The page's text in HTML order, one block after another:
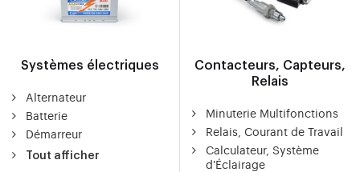
Systèmes électriques
Alternateur
Batterie
Démarreur
Tout afficher
Contacteurs, Capteurs,
Relais
Minuterie Multifonctions
Relais, Courant de Travail
Calculateur, Système
d'Éclairage